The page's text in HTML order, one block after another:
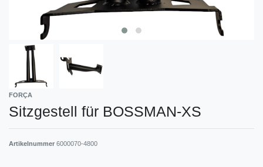
FORÇA
Sitzgestell für BOSSMAN-XS
Artikelnummer 6000070-4800